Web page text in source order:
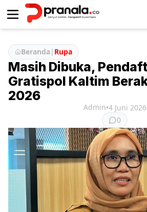
Beranda| Rupa
Masih Dibuka,
Gratispol Kaltim
2026
Admin•4 Juni 2026
0